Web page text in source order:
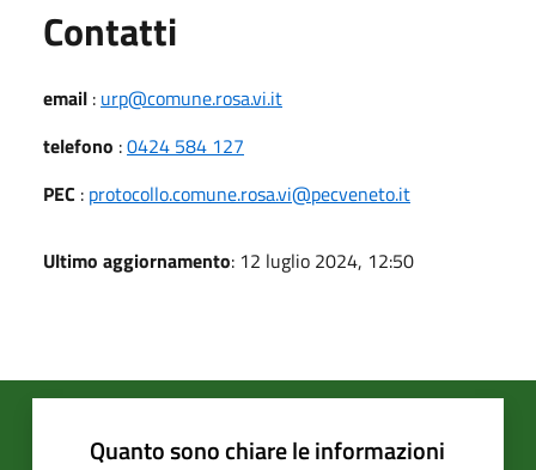
Contatti
email : urp@comune.rosa.vi.it
telefono :0424 584 127
PEC : protocollo.comune.rosa.vi@pecveneto.it
Ultimo aggiornamento: 12 luglio 2024, 12:50
Quanto sono chiare le informazioni